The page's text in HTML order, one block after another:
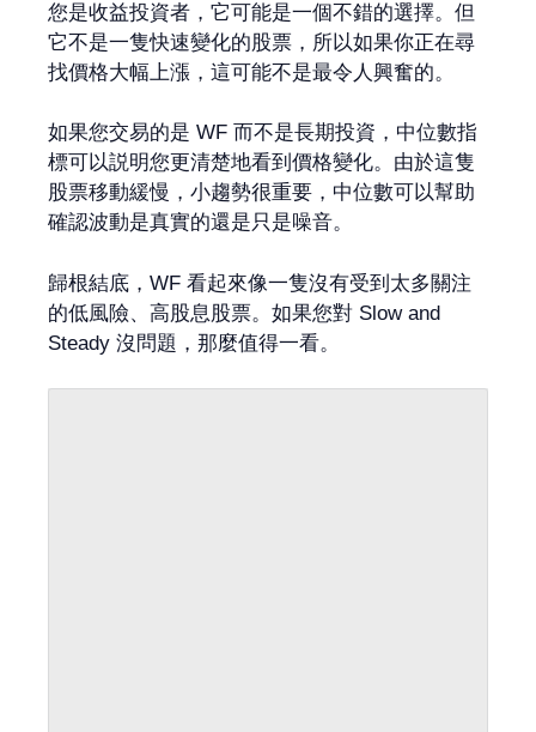
您是收益投資者，它可能是一個不錯的選擇。但
它不是一隻快速變化的股票，所以如果你正在尋
找價格大幅上漲，這可能不是最令人興奮的。
如果您交易的是 WF 而不是長期投資，中位數指
標可以説明您更清楚地看到價格變化。由於這隻
股票移動緩慢，小趨勢很重要，中位數可以幫助
確認波動是真實的還是只是噪音。
歸根結底，WF 看起來像一隻沒有受到太多關注
的低風險、高股息股票。如果您對 Slow and
Steady 沒問題，那麼值得一看。